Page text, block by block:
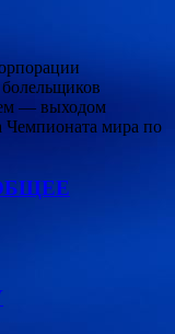
— выходом
Чемпионата мира по